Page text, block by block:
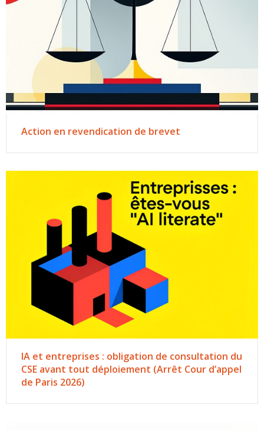
Action en revendication de brevet
IA et entreprises : obligation de consultation du
CSE avant tout déploiement (Arrêt Cour d’appel
de Paris 2026)